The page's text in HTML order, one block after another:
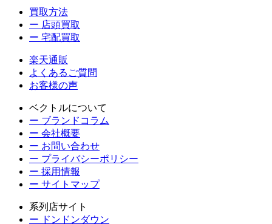
買取方法
ー 店頭買取
ー 宅配買取
楽天通販
よくあるご質問
お客様の声
ベクトルについて
ー ブランドコラム
ー 会社概要
ー お問い合わせ
ー プライバシーポリシー
ー 採用情報
ー サイトマップ
系列店サイト
ー ドンドンダウン